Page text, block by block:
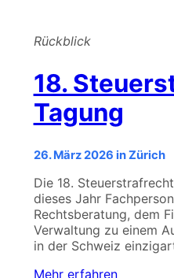
Rückblick
18.
Tagung
26. März 2026 in Zürich
Die 18.
dieses Jahr
Rechtsberatung, dem
Verwaltung zu einem
in der Schweiz
Mehr erfahren